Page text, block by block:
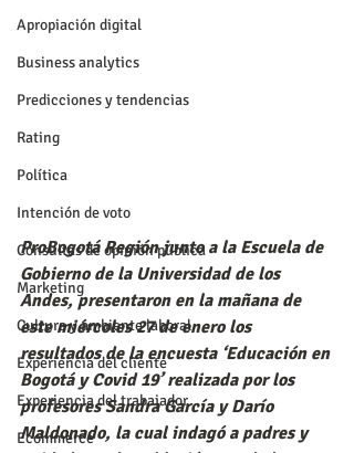
Apropiación digital
Business analytics
Predicciones y tendencias
Rating
Política
Intención de voto
Consultas de opinión pública
Marketing
Cultura y ambiente laboral
Experiencia del cliente
Experiencia del trabajador
Ecommerce
ProBogotá Región junto a la Escuela de
Gobierno de la Universidad de los
Andes, presentaron en la mañana de
este miércoles 27 de enero los
resultados de la encuesta ‘Educación en
Bogotá y Covid 19’ realizada por los
profesores Sandra García y Darío
Maldonado, la cual indagó a padres y